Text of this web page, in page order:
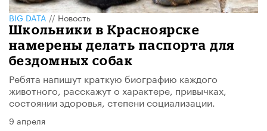
BIG DATA // Новость
Школьники в Красноярске
намерены делать паспорта для
бездомных собак
Ребята напишут краткую биографию каждого
животного, расскажут о характере, привычках,
состоянии здоровья, степени социализации.
9 апреля